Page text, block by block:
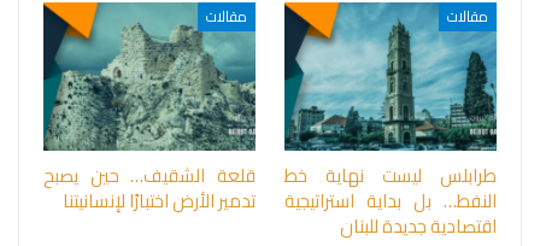
مقالات
طرابلس ليست نهاية خط
النفط… بل بداية استراتيجية
اقتصادية جديدة للبنان
مقالات
قلعة الشقيف… حين يصبح
تدمير الأرض اختبارًا لإنسانيتنا